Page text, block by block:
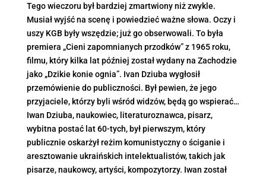
Tego wieczoru był bardziej zmartwiony niż zwykle.
Musiał wyjść na scenę i powiedzieć ważne słowa. Oczy i
uszy KGB były wszędzie; już go obserwowali. To była
premiera „Cieni zapomnianych przodków” z 1965 roku,
filmu, który kilka lat później został wydany na Zachodzie
jako „Dzikie konie ognia”. Ivan Dziuba wygłosił
przemówienie do publiczności. Był pewien, że jego
przyjaciele, którzy byli wśród widzów, będą go wspierać…
Iwan Dziuba, naukowiec, literaturoznawca, pisarz,
wybitna postać lat 60-tych, był pierwszym, który
publicznie oskarżył reżim komunistyczny o ściganie i
aresztowanie ukraińskich intelektualistów, takich jak
pisarze, naukowcy, artyści, kompozytorzy. Iwan został